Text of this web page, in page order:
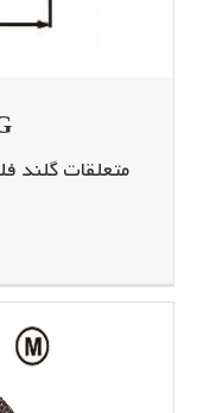
متعلقات گلند